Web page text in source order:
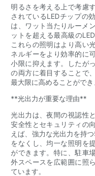
明るさを考える上で考慮
されているLEDチップの
は、ワット当たりルーメ
ットを超える最高級の
これらの照明はより高い
ネルギーをより効率的に
小限に抑えます。したが
の両方に着目することで
最大限に高めることができ
**光出力が重要な理由**
光出力は、夜間の視認性
安全性とセキュリティの
えば、強力な光出力を持
をなくし、均一な照明を
ができます。特に、駐車
外スペースを広範囲に照
ています。